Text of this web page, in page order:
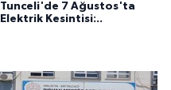
Tunceli'de 7 Ağustos'ta
Elektrik Kesintisi:..